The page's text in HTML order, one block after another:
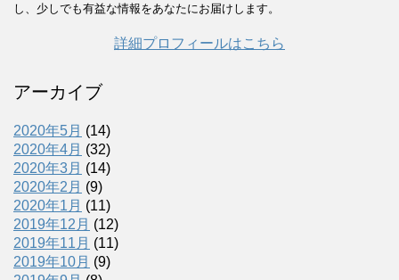
し、少しでも有益な情報をあなたにお届けします。
詳細プロフィールはこちら
アーカイブ
2020年5月 (14)
2020年4月 (32)
2020年3月 (14)
2020年2月 (9)
2020年1月 (11)
2019年12月 (12)
2019年11月 (11)
2019年10月 (9)